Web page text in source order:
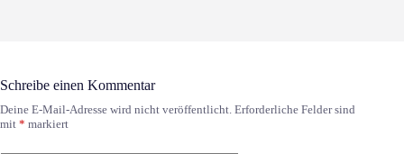
Schreibe einen Kommentar
Deine E-Mail-Adresse wird nicht veröffentlicht. Erforderliche Felder sind
mit * markiert